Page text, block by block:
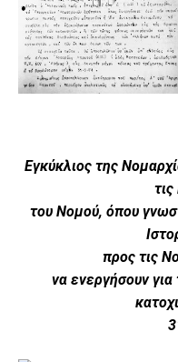
Εγκύκλιος της
του Νομού, όπου
προς τις
να ενεργήσουν